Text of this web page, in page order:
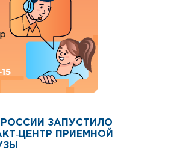
ЗАПУСТИЛО
ПРИЕМНОЙ